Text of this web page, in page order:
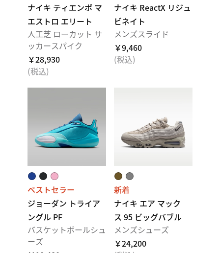
ナイキ ティエンポ マ
エストロ エリート
人工芝 ローカット サ
ッカースパイク
￥28,930
(税込)
ナイキ ReactX リジュ
ビネイト
メンズスライド
￥9,460
(税込)
ベストセラー
ジョーダン トライア
ングル PF
バスケットボールシュ
ーズ
新着
ナイキ エア マック
ス 95 ビッグバブル
メンズシューズ
￥24,200